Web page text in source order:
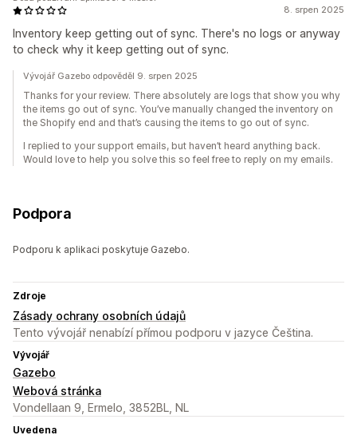
8. srpen 2025
Inventory keep getting out of sync. There's no logs or anyway
to check why it keep getting out of sync.
Vývojář Gazebo odpověděl 9. srpen 2025
Thanks for your review. There absolutely are logs that show you why
the items go out of sync. You’ve manually changed the inventory on
the Shopify end and that’s causing the items to go out of sync.
I replied to your support emails, but haven’t heard anything back.
Would love to help you solve this so feel free to reply on my emails.
Podpora
Podporu k aplikaci poskytuje Gazebo.
Zdroje
Zásady ochrany osobních údajů
Tento vývojář nenabízí přímou podporu v jazyce Čeština.
Vývojář
Gazebo
Webová stránka
Vondellaan 9, Ermelo, 3852BL, NL
Uvedena